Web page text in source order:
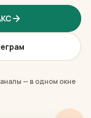
— в одном окне